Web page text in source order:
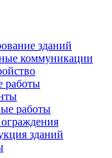
зданий
коммуникации
работы
работы
зданий